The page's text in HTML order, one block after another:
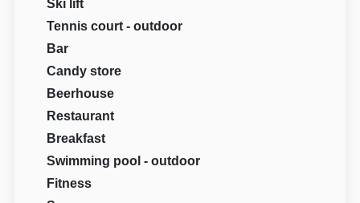
Ski lift
Tennis court - outdoor
Bar
Candy store
Beerhouse
Restaurant
Breakfast
Swimming pool - outdoor
Fitness